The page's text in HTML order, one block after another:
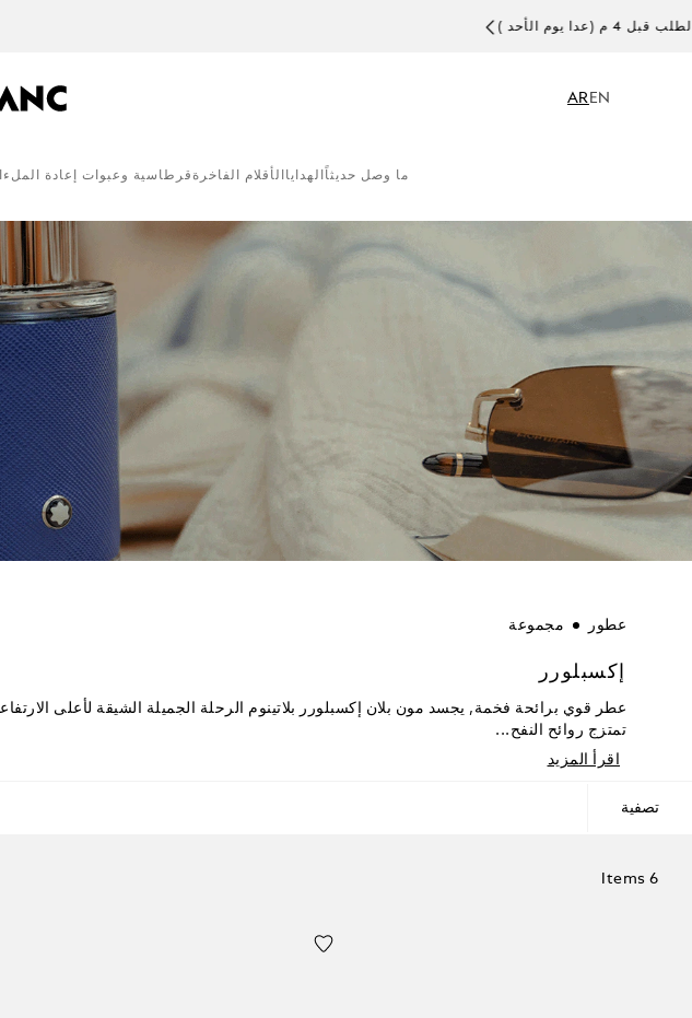
EN
AR
ما وصل حديثاً الهدايا الأقلام الفاخرة قرطاسية وعبوات إعادة الملء
عطور مجموعة
إكسبلورر
عطر قوي برائحة فخمة, يجسد مون بلان إكسبلورر بلاتينوم الرحلة الجميلة الشيقة لأعلى
تمتزج روائح النفح...
اقرأ المزيد
تصفية
6 Items